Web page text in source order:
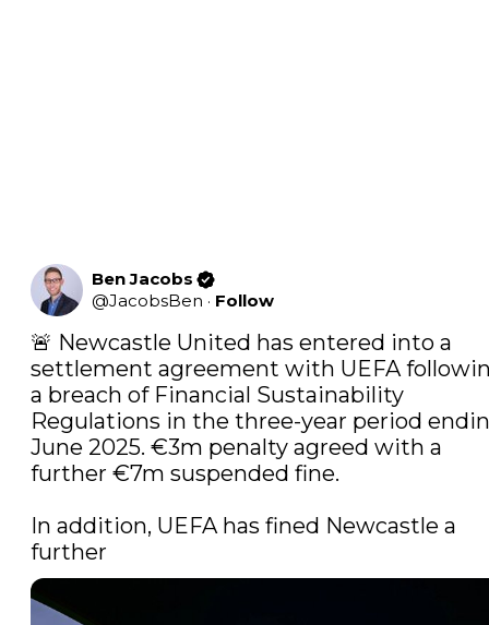
Ben Jacobs
@JacobsBen · Follow
🚨 Newcastle United has entered into a
settlement agreement with UEFA
a breach of Financial Sustainability
Regulations in the three-year period
June 2025. €3m penalty agreed with a
further €7m suspended fine.
In addition, UEFA has fined Newcastle a
further